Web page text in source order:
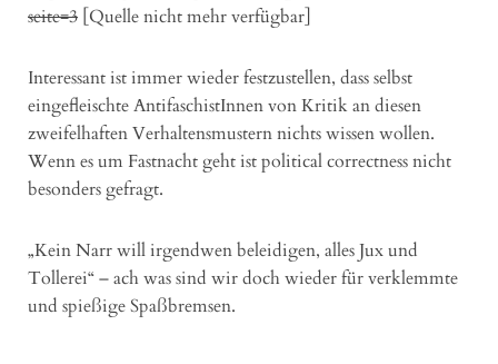
seite=3
Interessant ist immer wieder festzustellen, dass selbst
eingefleischte AntifaschistInnen von Kritik an diesen
zweifelhaften Verhaltensmustern nichts wissen wollen.
Wenn es um Fastnacht geht ist political correctness nicht
besonders gefragt.
„Kein Narr will irgendwen beleidigen, alles Jux und
Tollerei“ – ach was sind wir doch wieder für verklemmte
und spießige Spaßbremsen.